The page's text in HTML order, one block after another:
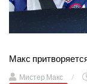
Макс
Мистер Макс /